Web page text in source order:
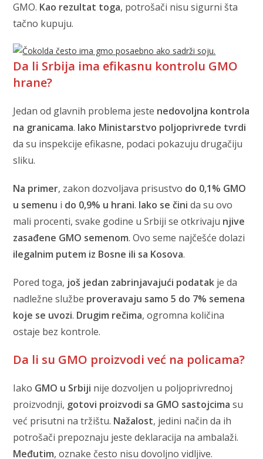
GMO. Kao rezultat toga, potrošači nisu sigurni šta
tačno kupuju.
Da li Srbija ima efikasnu kontrolu GMO
hrane?
Jedan od glavnih problema jeste nedovoljna kontrola
na granicama. Iako Ministarstvo poljoprivrede tvrdi
da su inspekcije efikasne, podaci pokazuju drugačiju
sliku.
Na primer, zakon dozvoljava prisustvo do 0,1% GMO
u semenu i do 0,9% u hrani. Iako se čini da su ovo
mali procenti, svake godine u Srbiji se otkrivaju njive
zasađene GMO semenom. Ovo seme najčešće dolazi
ilegalnim putem iz Bosne ili sa Kosova.
Pored toga, još jedan zabrinjavajući podatak je da
nadležne službe proveravaju samo 5 do 7% semena
koje se uvozi. Drugim rečima, ogromna količina
ostaje bez kontrole.
Da li su GMO proizvodi već na policama?
Iako GMO u Srbiji nije dozvoljen u poljoprivrednoj
proizvodnji, gotovi proizvodi sa GMO sastojcima su
već prisutni na tržištu. Nažalost, jedini način da ih
potrošači prepoznaju jeste deklaracija na ambalaži.
Međutim, oznake često nisu dovoljno vidljive.